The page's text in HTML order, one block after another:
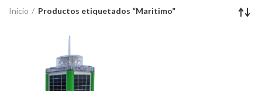
Inicio Productos etiquetados “Maritimo”